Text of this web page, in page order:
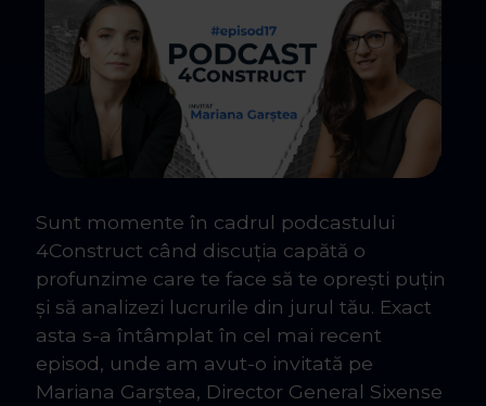
Sunt momente în cadrul podcastului
4Construct când discuția capătă o
profunzime care te face să te oprești puțin
și să analizezi lucrurile din jurul tău. Exact
asta s-a întâmplat în cel mai recent
episod, unde am avut-o invitată pe
Mariana Garștea, Director General Sixense